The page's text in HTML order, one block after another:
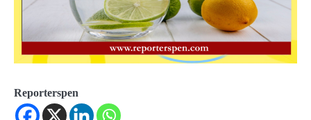
Reporterspen